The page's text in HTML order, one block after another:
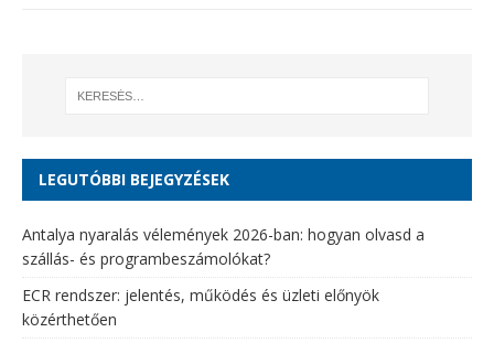
LEGUTÓBBI BEJEGYZÉSEK
Antalya nyaralás vélemények 2026-ban: hogyan olvasd a
szállás- és programbeszámolókat?
ECR rendszer: jelentés, működés és üzleti előnyök
közérthetően